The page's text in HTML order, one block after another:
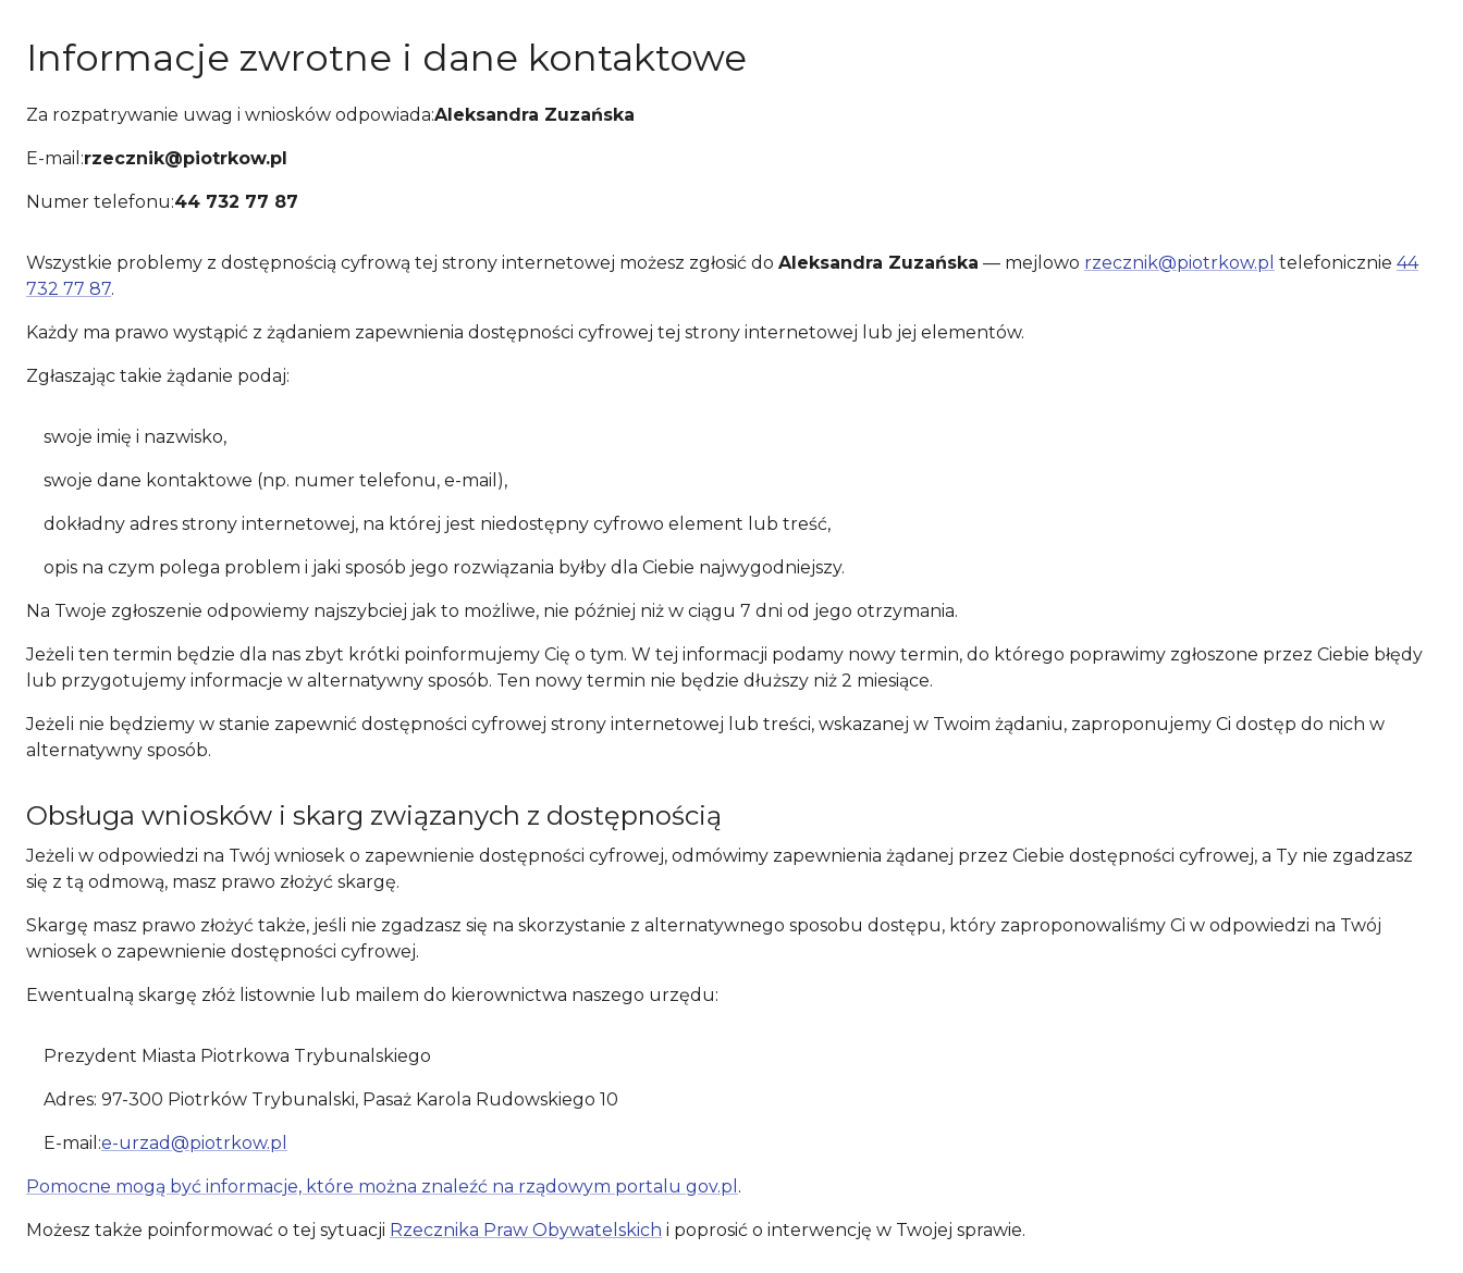
Informacje zwrotne i dane kontaktowe
Za rozpatrywanie uwag i wniosków odpowiada:Aleksandra Zuzańska
E-mail:rzecznik@piotrkow.pl
Numer telefonu:44 732 77 87
Wszystkie problemy z dostępnością cyfrową tej strony internetowej możesz zgłosić do Aleksandra Zuzańska — mejlowo rzecznik@piotrkow.pl telefonicznie 44
732 77 87.
Każdy ma prawo wystąpić z żądaniem zapewnienia dostępności cyfrowej tej strony internetowej lub jej elementów.
Zgłaszając takie żądanie podaj:
swoje imię i nazwisko,
swoje dane kontaktowe (np. numer telefonu, e-mail),
dokładny adres strony internetowej, na której jest niedostępny cyfrowo element lub treść,
opis na czym polega problem i jaki sposób jego rozwiązania byłby dla Ciebie najwygodniejszy.
Na Twoje zgłoszenie odpowiemy najszybciej jak to możliwe, nie później niż w ciągu 7 dni od jego otrzymania.
Jeżeli ten termin będzie dla nas zbyt krótki poinformujemy Cię o tym. W tej informacji podamy nowy termin, do którego poprawimy zgłoszone przez Ciebie błędy
lub przygotujemy informacje w alternatywny sposób. Ten nowy termin nie będzie dłuższy niż 2 miesiące.
Jeżeli nie będziemy w stanie zapewnić dostępności cyfrowej strony internetowej lub treści, wskazanej w Twoim żądaniu, zaproponujemy Ci dostęp do nich w
alternatywny sposób.
Obsługa wniosków i skarg związanych z dostępnością
Jeżeli w odpowiedzi na Twój wniosek o zapewnienie dostępności cyfrowej, odmówimy zapewnienia żądanej przez Ciebie dostępności cyfrowej, a Ty nie zgadzasz
się z tą odmową, masz prawo złożyć skargę.
Skargę masz prawo złożyć także, jeśli nie zgadzasz się na skorzystanie z alternatywnego sposobu dostępu, który zaproponowaliśmy Ci w odpowiedzi na Twój
wniosek o zapewnienie dostępności cyfrowej.
Ewentualną skargę złóż listownie lub mailem do kierownictwa naszego urzędu:
Prezydent Miasta Piotrkowa Trybunalskiego
Adres: 97-300 Piotrków Trybunalski, Pasaż Karola Rudowskiego 10
E-mail:e-urzad@piotrkow.pl
Pomocne mogą być informacje, które można znaleźć na rządowym portalu gov.pl .
Możesz także poinformować o tej sytuacji Rzecznika Praw Obywatelskich i poprosić o interwencję w Twojej sprawie.